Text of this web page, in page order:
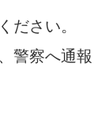
ださい。
警察へ通報